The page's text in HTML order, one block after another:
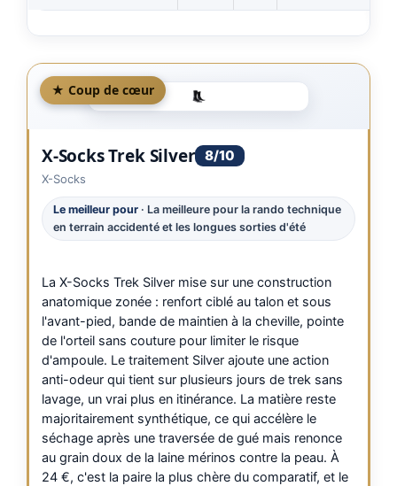
★ Coup de cœur
X-Socks Trek Silver 8/10
X-Socks
Le meilleur pour · La meilleure pour la rando technique
en terrain accidenté et les longues sorties d'été
La X-Socks Trek Silver mise sur une construction
anatomique zonée : renfort ciblé au talon et sous
l'avant-pied, bande de maintien à la cheville, pointe
de l'orteil sans couture pour limiter le risque
d'ampoule. Le traitement Silver ajoute une action
anti-odeur qui tient sur plusieurs jours de trek sans
lavage, un vrai plus en itinérance. La matière reste
majoritairement synthétique, ce qui accélère le
séchage après une traversée de gué mais renonce
au grain doux de la laine mérinos contre la peau. À
24 €, c'est la paire la plus chère du comparatif, et le